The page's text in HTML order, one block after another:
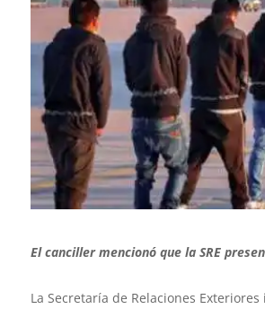
El canciller mencionó que la SRE
La Secretaría de Relaciones Exteriores